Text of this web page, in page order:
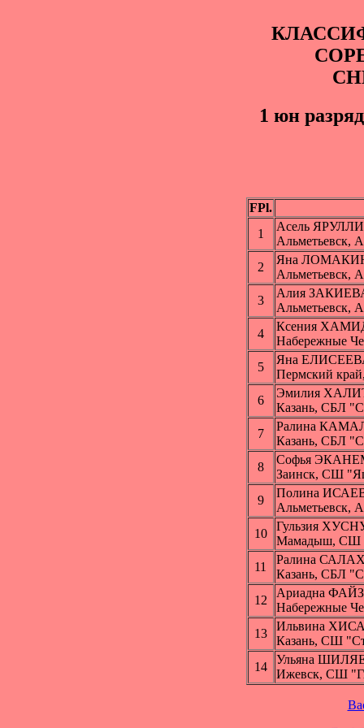
1 юн
FPl.
1
Асель
2
Яна
3
Алия
4
Ксения
Набережные
5
Яна
Пермский
6
Эмилия
Казань, СБЛ
7
Ралина
Казань, СБЛ
8
Софья
Заинск, СШ
9
Полина
10
Гульзия
Мамадыш, СШ
11
Ралина
Казань, СБЛ
12
Ариадна
Набережные
13
Ильвина
Казань, СШ
14
Ульяна
Ижевск, СШ